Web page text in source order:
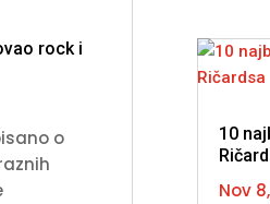
rock i
o
10
Nov